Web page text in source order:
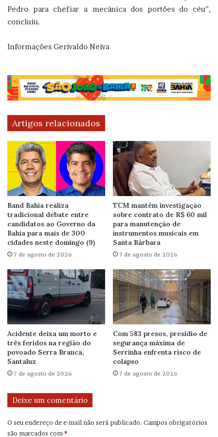
Pedro para chefiar a mecânica dos portões do céu”,
concluiu.
Informações Gerivaldo Neiva
Artigos relacionados
Band Bahia realiza
tradicional debate entre
candidatos ao Governo da
Bahia para mais de 300
cidades neste domingo (9)
7 de agosto de 2026
TCM mantém investigação
sobre contrato de R$ 60 mil
para manutenção de
instrumentos musicais em
Santa Bárbara
7 de agosto de 2026
Acidente deixa um morto e
três feridos na região do
povoado Serra Branca,
Santaluz
7 de agosto de 2026
Com 583 presos, presídio de
segurança máxima de
Serrinha enfrenta risco de
colapso
7 de agosto de 2026
Deixe um comentário
O seu endereço de e-mail não será publicado. Campos obrigatórios
são marcados com*